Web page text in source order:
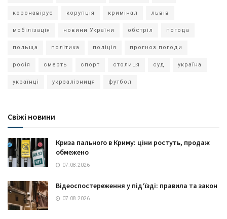
коронавірус корупція кримінал львів
мобілізація новини України обстріл погода
польща політика поліція прогноз погоди
росія смерть спорт столиця суд україна
українці укрзалізниця футбол
Свіжі новини
Криза пального в Криму: ціни ростуть, продаж
обмежено
07.08.2026
Відеоспостереження у під’їзді: правила та закон
07.08.2026